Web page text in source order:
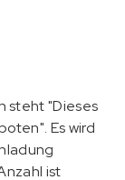
steht "Dieses
Es wird
ist